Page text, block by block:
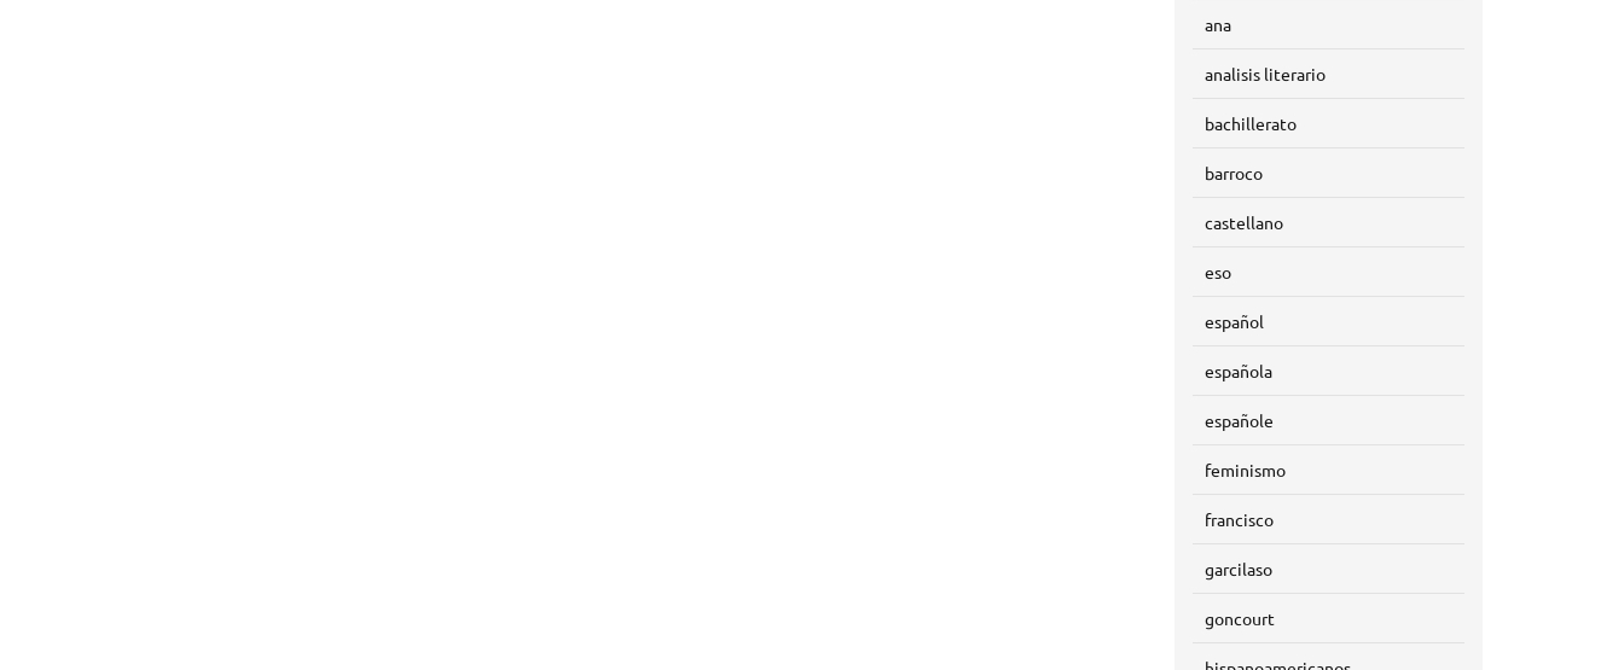
ana
analisis literario
bachillerato
barroco
castellano
eso
español
española
españole
feminismo
francisco
garcilaso
goncourt